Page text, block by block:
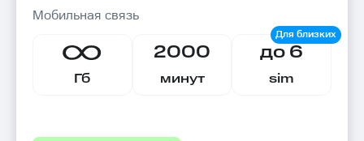
Мобильная связь
Гб
2000
минут
до 6
sim